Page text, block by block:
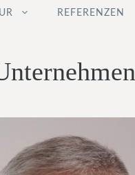
REFERENZEN